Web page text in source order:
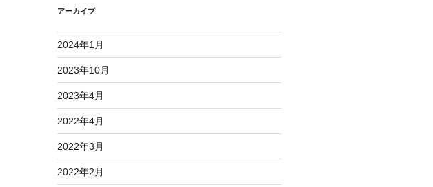
アーカイブ
2024年1月
2023年10月
2023年4月
2022年4月
2022年3月
2022年2月